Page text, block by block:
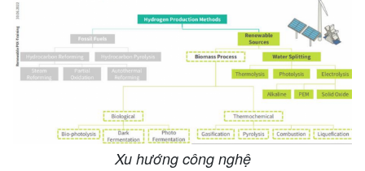
Xu hướng công nghệ